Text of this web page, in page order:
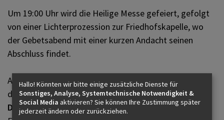
Um 19:00 Uhr wird die Heilige Messe gefeiert, gefolgt
von einer Lichterprozession zur Friedhofskapelle, wo
der Gebetsabend mit einer kurzen Andacht seinen
Abschluss findet.
Alle Gläubigen sind herzlich eingeladen, ihre Anliegen
der Gottesmutter im Gebet anzuvertrauen.
Dies ist ein wiederholt stattfindender Termin.
Hallo! Könnten wir bitte einige zusätzliche Dienste für
Sonstiges, Analyse, Systemtechnische Notwendigkeit &
Social Media aktivieren? Sie können Ihre Zustimmung später
jederzeit ändern oder zurückziehen.